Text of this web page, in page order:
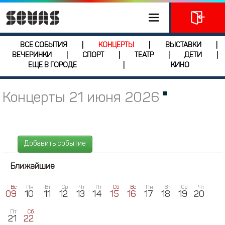
ВСЕ СОБЫТИЯ КОНЦЕРТЫ ВЫСТАВКИ
ВЕЧЕРИНКИ
СПОРТ ТЕАТР ДЕТИ
ЕЩЕ В ГОРОДЕ
КИНО
Концерты 21 июня 2026
Добавить событие
Ближайшие
Вс
09
Пн
10
Вт
11
Ср
12
Чт
13
Пт
14
Сб
15
Вс
16
Пн
17
Вт
18
Ср
19
Чт
20
Пт
21
Сб
22